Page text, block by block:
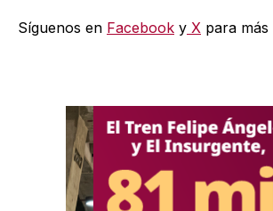
Síguenos en Facebook y X para